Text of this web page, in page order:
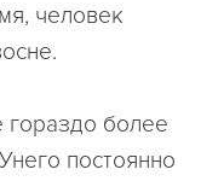
человек
гораздо более
постоянно